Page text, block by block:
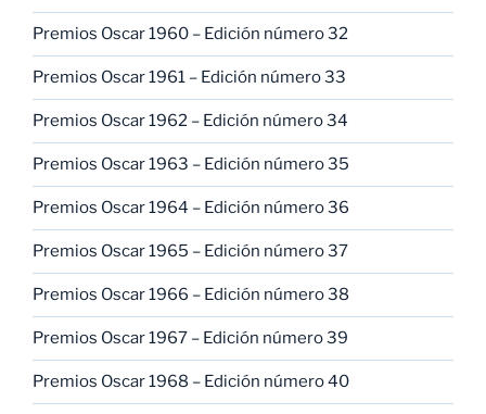
Premios Oscar 1960 – Edición número 32
Premios Oscar 1961 – Edición número 33
Premios Oscar 1962 – Edición número 34
Premios Oscar 1963 – Edición número 35
Premios Oscar 1964 – Edición número 36
Premios Oscar 1965 – Edición número 37
Premios Oscar 1966 – Edición número 38
Premios Oscar 1967 – Edición número 39
Premios Oscar 1968 – Edición número 40